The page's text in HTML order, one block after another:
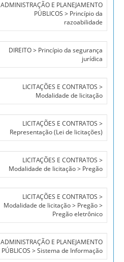
ADMINISTRAÇÃO E PLANEJAMENTO
PÚBLICOS > Princípio da
razoabilidade
DIREITO > Princípio da segurança
jurídica
LICITAÇÕES E CONTRATOS >
Modalidade de licitação
LICITAÇÕES E CONTRATOS >
Representação (Lei de licitações)
LICITAÇÕES E CONTRATOS >
Modalidade de licitação > Pregão
LICITAÇÕES E CONTRATOS >
Modalidade de licitação > Pregão >
Pregão eletrônico
ADMINISTRAÇÃO E PLANEJAMENTO
PÚBLICOS > Sistema de Informação